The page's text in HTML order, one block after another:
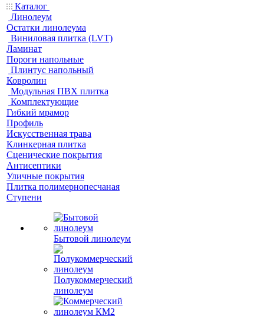
Каталог
Линолеум
Остатки линолеума
Виниловая плитка (LVT)
Ламинат
Пороги напольные
Плинтус напольный
Ковролин
Модульная ПВХ плитка
Комплектующие
Гибкий мрамор
Профиль
Искусственная трава
Клинкерная плитка
Сценические покрытия
Антисептики
Уличные покрытия
Плитка полимернопесчаная
Ступени
Бытовой линолеум
Полукоммерческий
линолеум